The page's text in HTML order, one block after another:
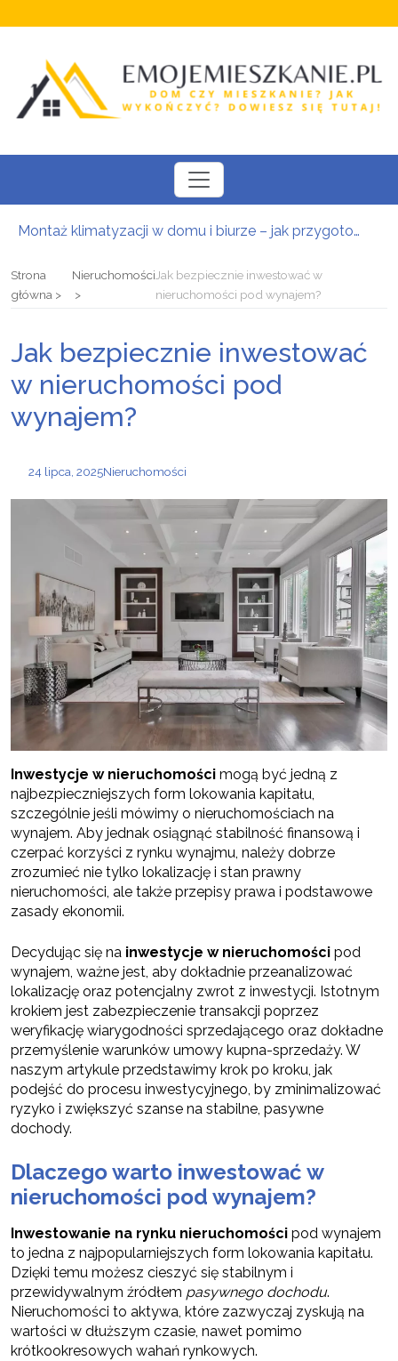
Montaż klimatyzacji w domu i biurze – jak przygotować się do instalacji i wybrać odpowiedni system?
Strona
główna
NieruchomościJak bezpiecznie inwestować w
nieruchomości pod wynajem?
Jak bezpiecznie inwestować
w nieruchomości pod
wynajem?
24 lipca, 2025Nieruchomości
Inwestycje w nieruchomości mogą być jedną z
najbezpieczniejszych form lokowania kapitału,
szczególnie jeśli mówimy o nieruchomościach na
wynajem. Aby jednak osiągnąć stabilność finansową i
czerpać korzyści z rynku wynajmu, należy dobrze
zrozumieć nie tylko lokalizację i stan prawny
nieruchomości, ale także przepisy prawa i podstawowe
zasady ekonomii.
Decydując się na inwestycje w nieruchomości pod
wynajem, ważne jest, aby dokładnie przeanalizować
lokalizację oraz potencjalny zwrot z inwestycji. Istotnym
krokiem jest zabezpieczenie transakcji poprzez
weryfikację wiarygodności sprzedającego oraz dokładne
przemyślenie warunków umowy kupna-sprzedaży. W
naszym artykule przedstawimy krok po kroku, jak
podejść do procesu inwestycyjnego, by zminimalizować
ryzyko i zwiększyć szanse na stabilne, pasywne
dochody.
Dlaczego warto inwestować w
nieruchomości pod wynajem?
Inwestowanie na rynku nieruchomości pod wynajem
to jedna z najpopularniejszych form lokowania kapitału.
Dzięki temu możesz cieszyć się stabilnym i
przewidywalnym źródłem pasywnego dochodu.
Nieruchomości to aktywa, które zazwyczaj zyskują na
wartości w dłuższym czasie, nawet pomimo
krótkookresowych wahań rynkowych.